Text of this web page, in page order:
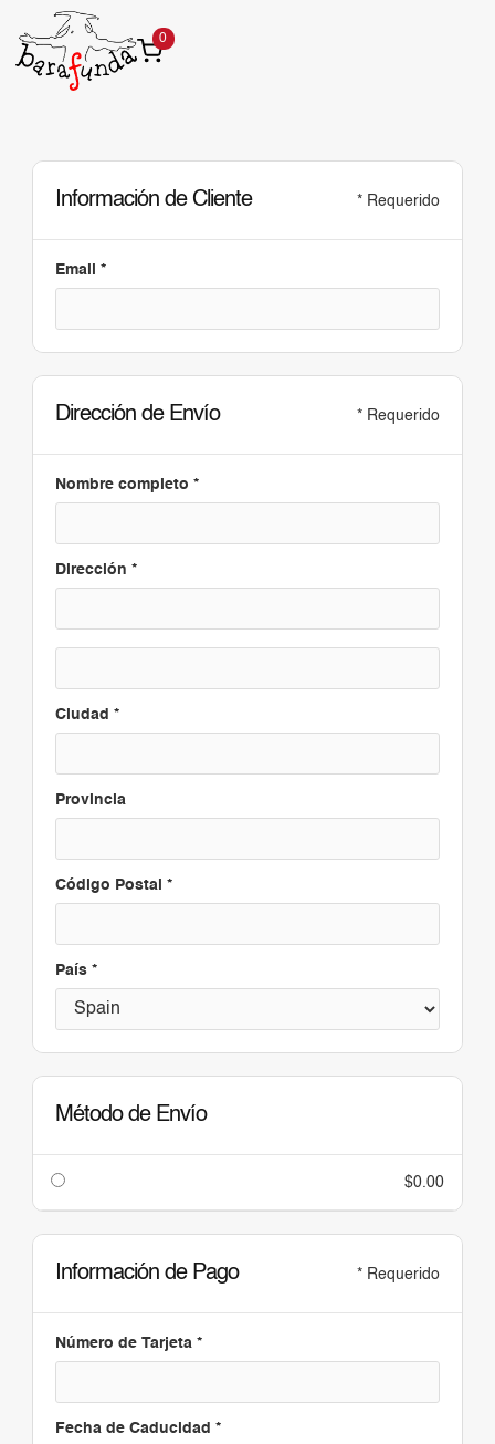
0
Información de Cliente * Requerido
Email *
Dirección de Envío * Requerido
Nombre completo *
Dirección *
Ciudad *
Provincia
Código Postal *
País *
Método de Envío
$0.00
Información de Pago * Requerido
Número de Tarjeta *
Fecha de Caducidad *